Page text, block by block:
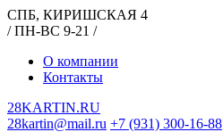
СПБ, КИРИШСКАЯ 4
/ ПН-ВС 9-21 /
О компании
Контакты
28KARTIN.RU
28kartin@mail.ru +7 (931) 300-16-88